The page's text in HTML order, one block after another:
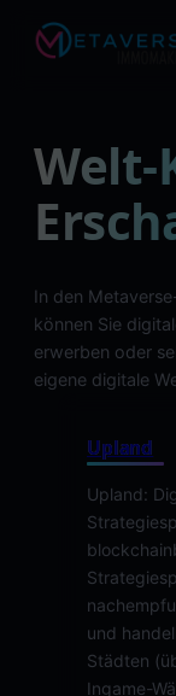
Welt-
In den
können Sie
erwerben oder
eigene digitale
Upland
Upland:
und
Städten
Ingame-